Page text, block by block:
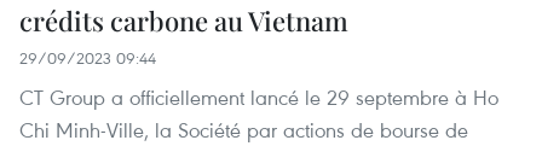
crédits carbone au Vietnam
29/09/2023 09:44
CT Group a officiellement lancé le 29 septembre à Ho
Chi Minh-Ville, la Société par actions de bourse de